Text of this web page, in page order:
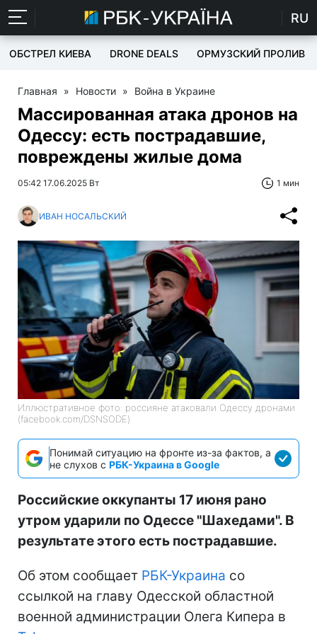
RU
ОБСТРЕЛ КИЕВА DRONE DEALS ОРМУЗСКИЙ ПРОЛИВ
Главная » Новости » Война в Украине
Массированная атака дронов на
Одессу: есть пострадавшие,
повреждены жилые дома
05:42 17.06.2025 Вт 1 мин
ИВАН НОСАЛЬСКИЙ
Иллюстративное фото: россияне атаковали Одессу дронами
(facebook.com/DSNSODE)
Понимай ситуацию на фронте из-за фактов, а
не слухов с РБК-Украина в Google
Российские оккупанты 17 июня рано
утром ударили по Одессе "Шахедами". В
результате этого есть пострадавшие.
Об этом сообщает РБК-Украина со
ссылкой на главу Одесской областной
военной администрации Олега Кипера в